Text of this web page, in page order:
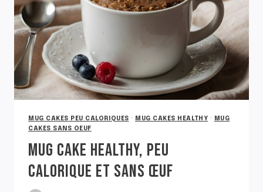
MUG CAKES PEU CALORIQUES · MUG CAKES HEALTHY ·
MUG
CAKES SANS OEUF
MUG CAKE HEALTHY, PEU
CALORIQUE ET SANS ŒUF